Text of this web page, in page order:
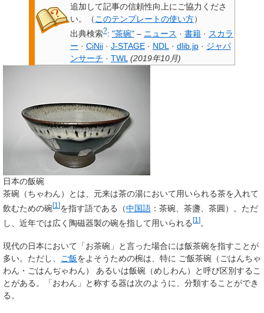
追加して記事の信頼性向上にご協力くださ
い。
（ このテンプレートの使い方）
出典検索?: "茶碗"– ニュース · 書籍 · スカラ
ー · CiNii · J-STAGE · NDL · dlib.jp · ジャパ
ンサーチ · TWL (2019年10月)
日本の飯碗
茶碗 （ちゃわん）とは、元来は茶の湯において用いられる茶を入れて
飲むための碗[1 ]を指す語である（中国語 ：茶碗、茶盞、茶圓）。ただ
し、近年では広く陶磁器製の碗を指して用いられる[1 ]。
現代の日本において「お茶碗」と言った場合には飯茶碗を指すことが
多い。ただし、
ご飯をよそうための椀は、特に ご飯茶碗 （ごはんちゃ
わん・ごはんぢゃわん） あるいは飯碗 （めしわん）と呼び区別するこ
とがある。「おわん」と称する器は次のように、分類することができ
る。